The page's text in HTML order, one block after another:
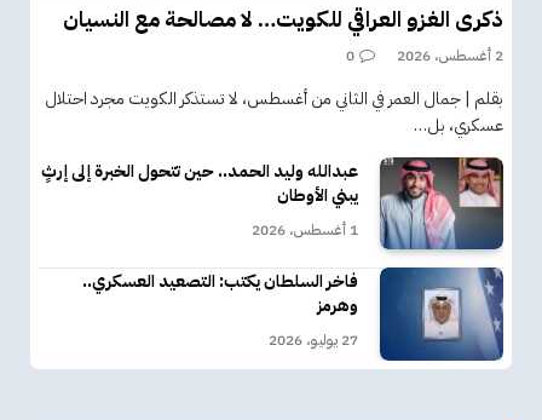
ذكرى الغزو العراقي للكويت… لا مصالحة مع النسيان
2 أغسطس، 2026 0
بقلم | جمال العمر في الثاني من أغسطس، لا تستذكر الكويت مجرد احتلال
عسكري، بل…
عبدالله وليد الحمد.. حين تتحول الخبرة إلى إرثٍ
يبني الأوطان
1 أغسطس، 2026
فاخر السلطان يكتب: التصعيد العسكري..
وهرمز
27 يوليو، 2026